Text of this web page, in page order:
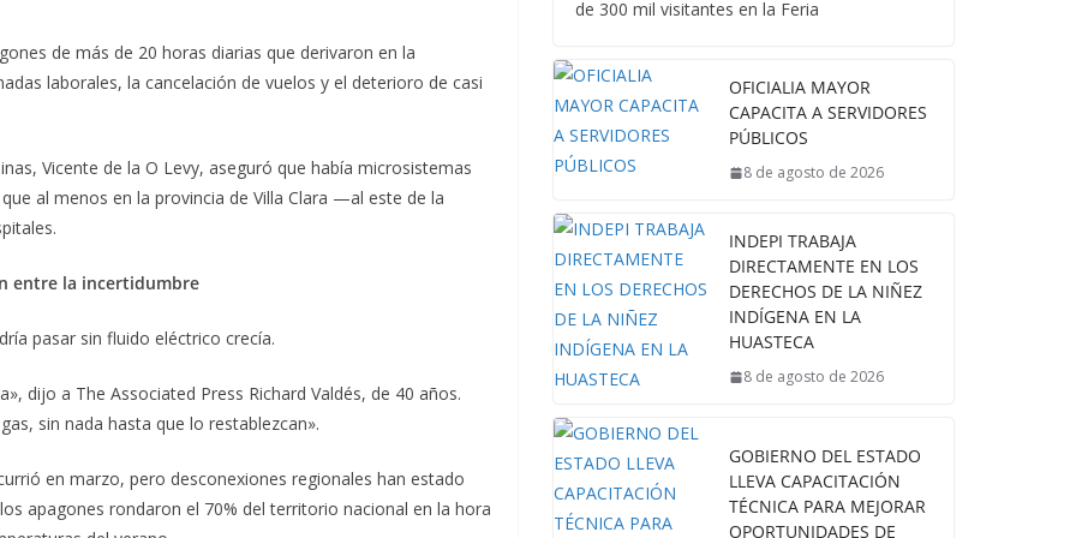
de más de 20 horas diarias que derivaron en la
laborales, la cancelación de vuelos y el deterioro de casi
Vicente de la O Levy, aseguró que había microsistemas
al menos en la provincia de Villa Clara —al este de la
entre la incertidumbre
pasar sin fluido eléctrico crecía.
dijo a The Associated Press Richard Valdés, de 40 años.
sin nada hasta que lo restablezcan».
en marzo, pero desconexiones regionales han estado
apagones rondaron el 70% del territorio nacional en la hora
de 300 mil visitantes en la Feria
OFICIALIA MAYOR
CAPACITA A SERVIDORES
PÚBLICOS
8 de agosto de 2026
INDEPI TRABAJA
DIRECTAMENTE EN LOS
DERECHOS DE LA NIÑEZ
INDÍGENA EN LA
HUASTECA
8 de agosto de 2026
GOBIERNO DEL ESTADO
LLEVA CAPACITACIÓN
TÉCNICA PARA MEJORAR
OPORTUNIDADES DE